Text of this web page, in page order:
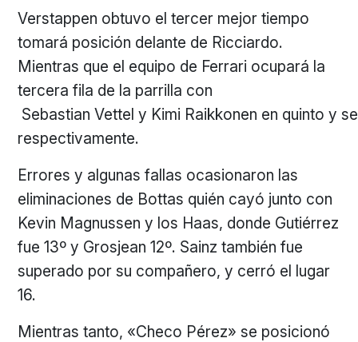
Verstappen obtuvo el tercer mejor tiempo
tomará posición delante de Ricciardo.
Mientras que el equipo de Ferrari ocupará la
tercera fila de la parrilla con
Sebastian Vettel y Kimi Raikkonen en quinto y
respectivamente.
Errores y algunas fallas ocasionaron las
eliminaciones de Bottas quién cayó junto con
Kevin Magnussen y los Haas, donde Gutiérrez
fue 13º y Grosjean 12º. Sainz también fue
superado por su compañero, y cerró el lugar
16.
Mientras tanto, «Checo Pérez» se posicionó